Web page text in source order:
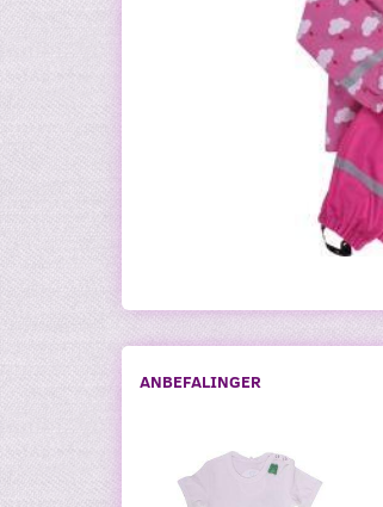
ANBEFALINGER